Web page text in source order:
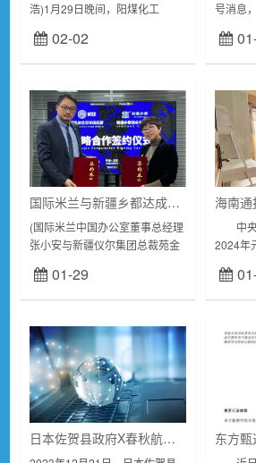
浩)1月29日晚间，阳煤化工
绩预亏公告，预计2023年年度实
现归属于上市公司股东的净...
02-02
号消息
中国足
席陈戌
国际米兰与新疆乡都达成战略合作
(国际米兰中国办公室董事总经理
张小安与新疆仪尔集团总裁苑金
大利的两张名片，在绿茵场上威
名远扬的意大利，也是令人心驰
01-29
中央
2024年
风，持
在路上
日本佐贺县政府X春秋航空，综合推介会在上海举办